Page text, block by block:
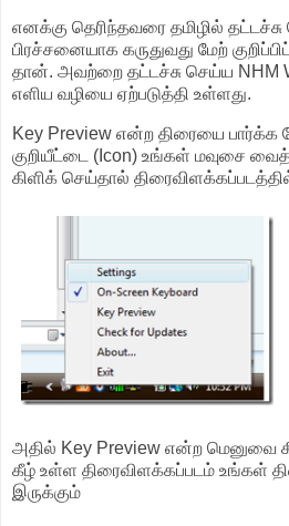
எனக்கு தெரிந்தவரை தமிழில்
பிரச்சனையாக கருதுவது மேற்
தான். அவற்றை தட்டச்சு செய்ய NHM
எளிய வழியை ஏற்படுத்தி உள்ளது.
Key Preview என்ற திரையை
குறியீட்டை (Icon) உங்கள் மவுசை
கிளிக் செய்தால்
அதில் Key Preview என்ற மெனுவை
கீழ் உள்ள திரைவிளக்கப்படம் உங்கள்
இருக்கும்